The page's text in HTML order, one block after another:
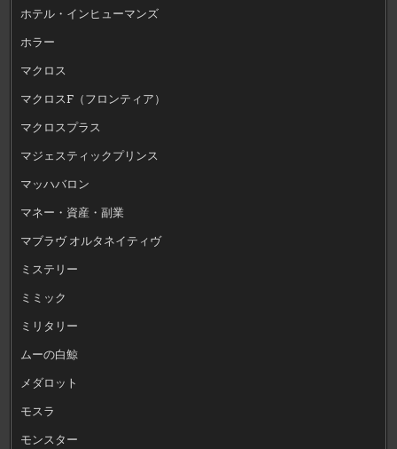
ホテル・インヒューマンズ
ホラー
マクロス
マクロスF（フロンティア）
マクロスプラス
マジェスティックプリンス
マッハバロン
マネー・資産・副業
マブラヴ オルタネイティヴ
ミステリー
ミミック
ミリタリー
ムーの白鯨
メダロット
モスラ
モンスター